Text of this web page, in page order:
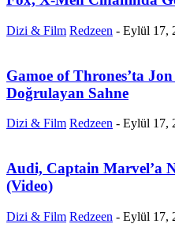
Dizi & Film Redzeen - Eylül 17,
Gamoe of Thrones’ta
Doğrulayan Sahne
Dizi & Film Redzeen - Eylül 17,
Audi, Captain Marvel’a
(Video)
Dizi & Film Redzeen - Eylül 17,